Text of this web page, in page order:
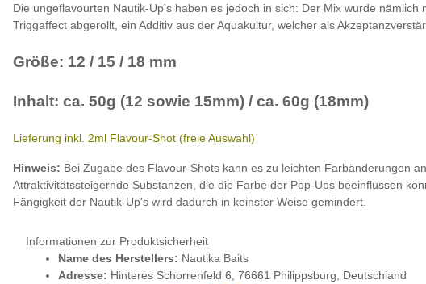
Die ungeflavourten Nautik-Up's haben es jedoch in sich: Der Mix wurde
Triggaffect abgerollt, ein Additiv aus der Aquakultur, welcher als
Größe: 12 / 15 / 18 mm
Inhalt: ca. 50g (12 sowie 15mm) / ca. 60g (18mm)
Lieferung inkl. 2ml Flavour-Shot (freie Auswahl)
Hinweis: Bei Zugabe des Flavour-Shots kann es zu leichten Farbänderungen
Attraktivitätssteigernde Substanzen, die die Farbe der Pop-Ups beeinflussen
Fängigkeit der Nautik-Up's wird dadurch in keinster Weise gemindert.
Informationen zur Produktsicherheit
Name des Herstellers: Nautika Baits
Adresse: Hinteres Schorrenfeld 6, 76661 Philippsburg, Deutschland